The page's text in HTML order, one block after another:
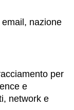
nazione
per
e
network e